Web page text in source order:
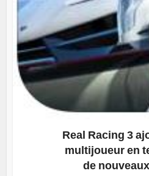
Real Racing 3
multijoueur en
de